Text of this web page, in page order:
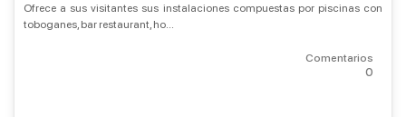
Ofrece a sus visitantes sus instalaciones compuestas por piscinas con
toboganes, bar restaurant, ho...
Comentarios
0